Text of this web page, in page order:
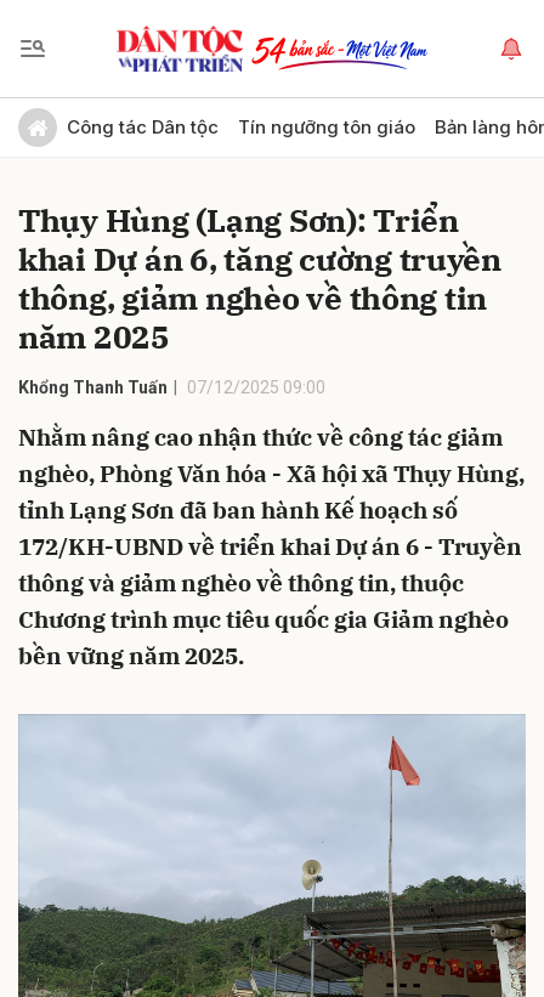
Công tác Dân tộc Tín ngưỡng tôn giáo Bản làng
Thụy Hùng (Lạng Sơn): Triển
khai Dự án 6, tăng cường truyền
thông, giảm nghèo về thông tin
năm 2025
Khổng Thanh Tuấn 07/12/2025 09:00
Nhằm nâng cao nhận thức về công tác giảm
nghèo, Phòng Văn hóa - Xã hội xã Thụy Hùng,
tỉnh Lạng Sơn đã ban hành Kế hoạch số
172/KH-UBND về triển khai Dự án 6 - Truyền
thông và giảm nghèo về thông tin, thuộc
Chương trình mục tiêu quốc gia Giảm nghèo
bền vững năm 2025.
Gửi bình luận